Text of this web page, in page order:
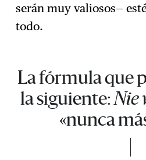
serán muy valiosos—
todo.
La fórmula que
la siguiente:Nie
«nunca